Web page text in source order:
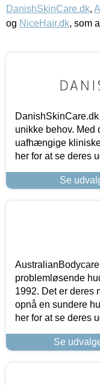
DanishSkinCare.dk,
og NiceHair.dk, som
unikke behov. Med
uafhængige
her for at se deres
Se
problemløsende
1992. Det er deres
opnå en sundere
her for at se deres
Se